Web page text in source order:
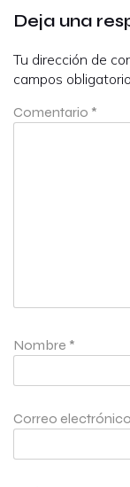
Deja una
Tu dirección de
campos
Comentario *
Nombre *
Correo electrónico